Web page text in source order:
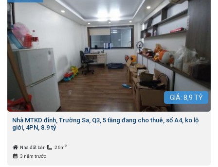
GIÁ: 8,9 TỶ
Nhà MTKD đỉnh, Trường Sa, Q3, 5 tầng đang cho thuê, sổ A4, ko lộ
giới, 4PN, 8.9 tỷ
Nhà đất bán 26m 2
3 năm trước